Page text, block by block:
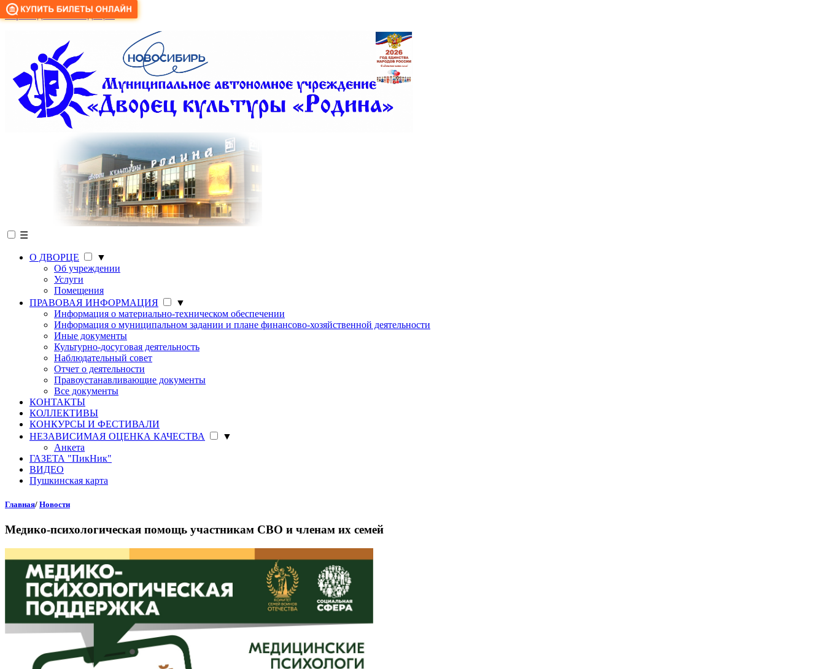
Версия для слабовидящих
☰
О ДВОРЦЕ
▼
Об учреждении
Услуги
Помещения
ПРАВОВАЯ ИНФОРМАЦИЯ
▼
Информация о материально-техническом обеспечении
Информация о муниципальном задании и плане финансово-хозяйственной деятельности
Иные документы
Культурно-досуговая деятельность
Наблюдательный совет
Отчет о деятельности
Правоустанавливающие документы
Все документы
КОНТАКТЫ
КОЛЛЕКТИВЫ
КОНКУРСЫ И ФЕСТИВАЛИ
НЕЗАВИСИМАЯ ОЦЕНКА КАЧЕСТВА
▼
Анкета
ГАЗЕТА "ПикНик"
ВИДЕО
Пушкинская карта
Главная/ Новости
Медико-психологическая помощь участникам СВО и членам их семей